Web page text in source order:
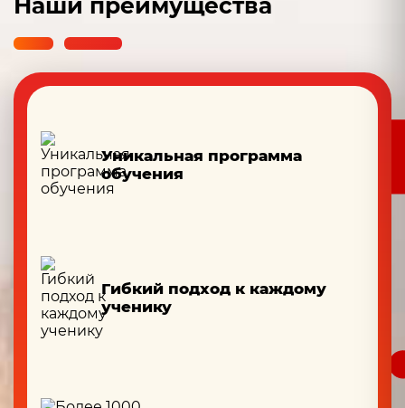
Наши преимущества
Уникальная программа
обучения
Гибкий подход к каждому
ученику